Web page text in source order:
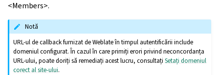
<Members>.
Notă
URL-ul de callback furnizat de Weblate în timpul autentificării include
domeniul configurat. În cazul în care primiți erori privind neconcordanța
URL-ului, poate doriți să remediați acest lucru, consultațiSetați domeniul
corect al site-ului.